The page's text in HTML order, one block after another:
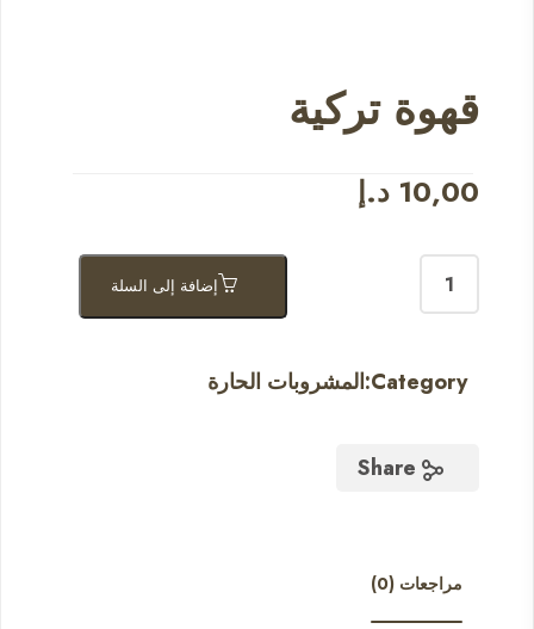
قهوة تركية
10,00 د.إ
إضافة إلى السلة
Category: المشروبات الحارة
Share
مراجعات (0)